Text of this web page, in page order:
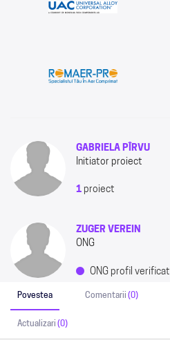
GABRIELA PÎRVU
Initiator proiect
1 proiect
ZUGER VEREIN
ONG
ONG profil verificat
Povestea Comentarii (0)
Actualizari (0)